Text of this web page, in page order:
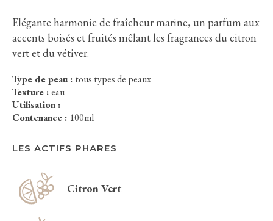
Elégante harmonie de fraîcheur marine, un parfum aux
accents boisés et fruités mêlant les fragrances du citron
vert et du vétiver.
Type de peau : tous types de peaux
Texture :eau
Utilisation :
Contenance : 100ml
LES ACTIFS PHARES
Citron Vert